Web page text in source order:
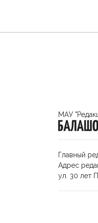
МАУ
Главный
Адрес
ул. 30 лет